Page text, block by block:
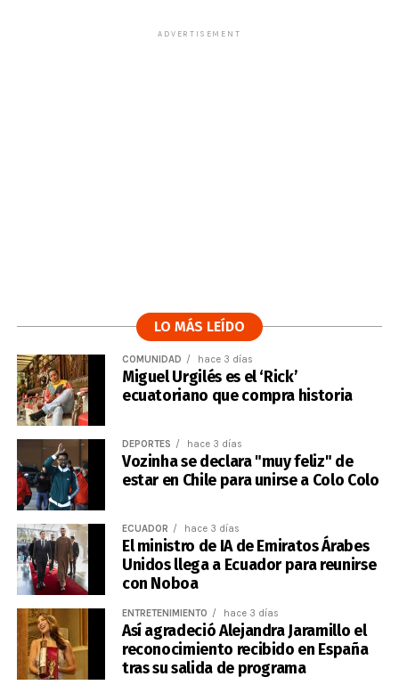
ADVERTISEMENT
LO MÁS LEÍDO
COMUNIDAD hace 3 días
Miguel Urgilés es el ‘Rick’
ecuatoriano que compra historia
DEPORTES hace 3 días
Vozinha se declara "muy feliz" de
estar en Chile para unirse a Colo Colo
ECUADOR hace 3 días
El ministro de IA de Emiratos Árabes
Unidos llega a Ecuador para reunirse
con Noboa
ENTRETENIMIENTO hace 3 días
Así agradeció Alejandra Jaramillo el
reconocimiento recibido en España
tras su salida de programa